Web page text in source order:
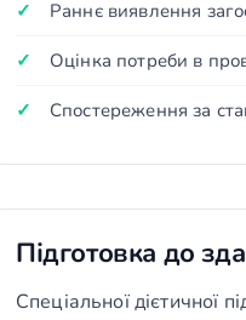
Раннє виявлення
Оцінка потреби в
Спостереження за
Підготовка до
Спеціальної дієтичної